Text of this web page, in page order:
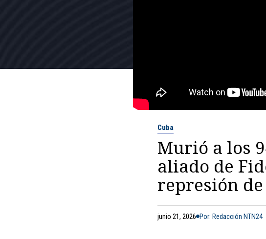
Cuba
Murió a los
aliado de
represión
junio 21, 2026 Por: Redacción NTN24